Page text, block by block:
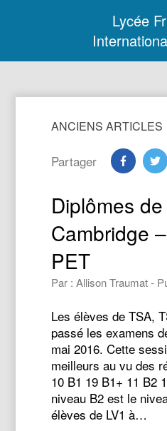
Lycée
ANCIENS ARTICLES
Partager
Diplômes de
Cambridge
PET
Par : Allison Traumat -
Les élèves de TSA,
passé les examens
mai 2016. Cette
meilleurs au vu des
10 B1 19 B1+ 11 B2
niveau B2 est le
élèves de LV1 à…